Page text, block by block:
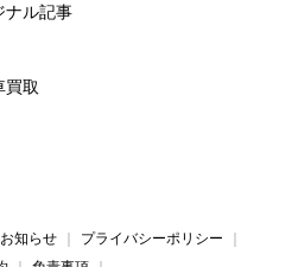
ナル記事
買取
お知らせ
プライバシーポリシー